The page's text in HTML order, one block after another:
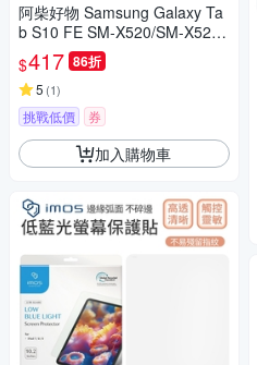
阿柴好物 Samsung Galaxy Ta
b S10 FE SM-X520/SM-X526
9H鋼化玻璃保護貼
$417 86折
5 (1)
挑戰低價 券
加入購物車